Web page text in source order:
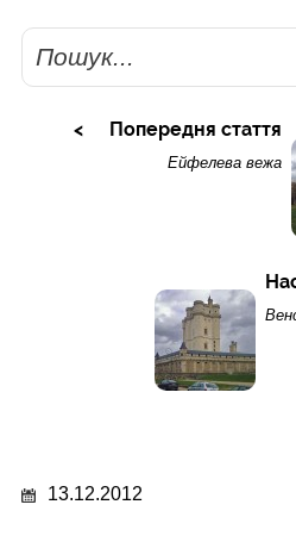
Пошук
Попередня стаття
Ейфелева вежа
13.12.2012